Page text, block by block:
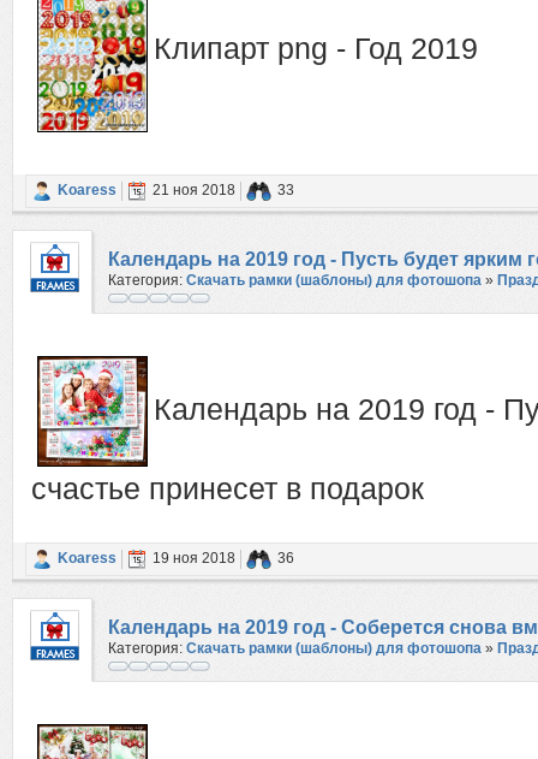
Клипарт png - Год 2019
Koaress 21 ноя 2018 33
Календарь на 2019 год - Пусть будет
Категория: Скачать рамки (шаблоны) для фотошопа »
Календарь на 2019 год -
счастье принесет в подарок
Koaress 19 ноя 2018 36
Календарь на 2019 год - Соберется снова
Категория: Скачать рамки (шаблоны) для фотошопа »